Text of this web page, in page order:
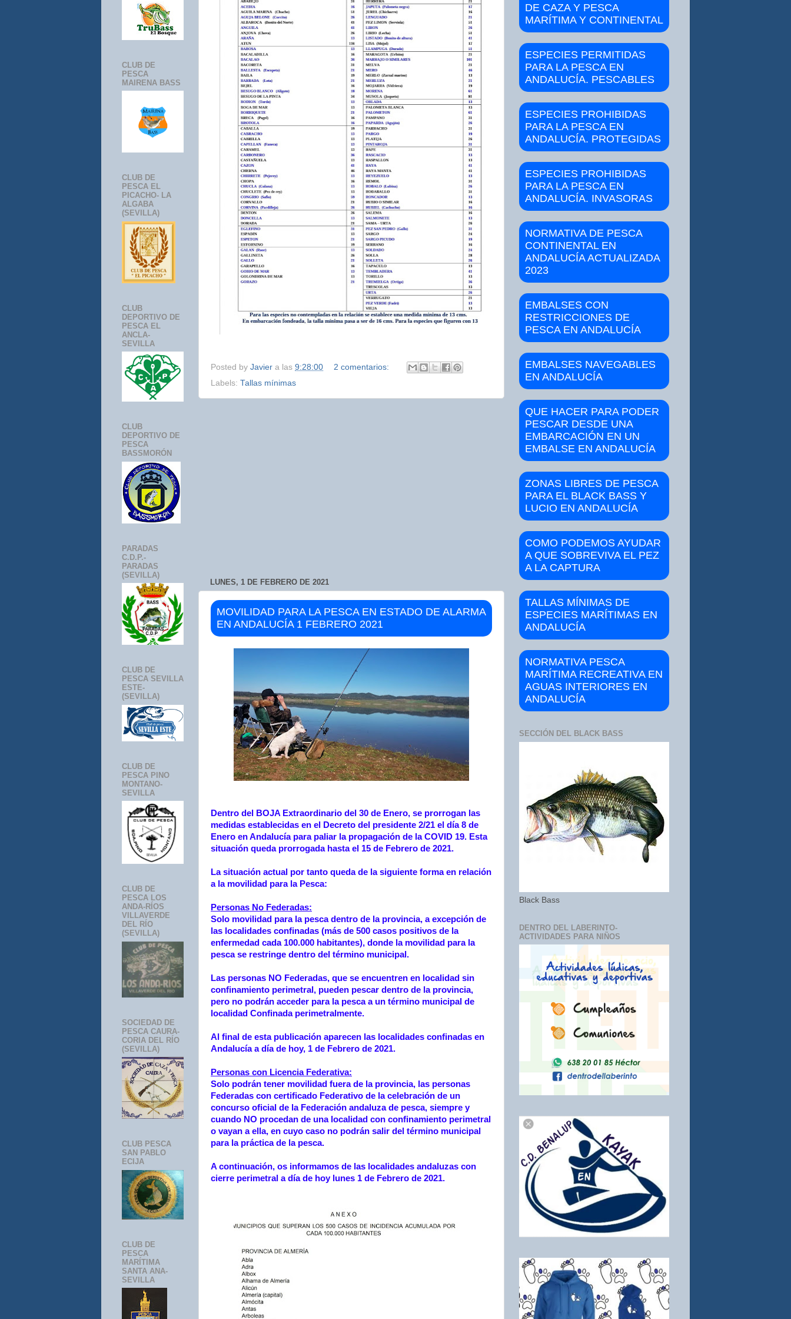
Posted by Javier a las 9:28:00
2 comentarios:
Labels: Tallas mínimas
LUNES, 1 DE FEBRERO DE 2021
MOVILIDAD PARA LA PESCA EN ESTADO DE ALARMA
EN ANDALUCÍA 1 FEBRERO 2021
Dentro del BOJA Extraordinario del 30 de Enero, se prorrogan las
medidas establecidas en el Decreto del presidente 2/21 el día 8 de
Enero en Andalucía para paliar la propagación de la COVID 19. Esta
situación queda prorrogada hasta el 15 de Febrero de 2021.
La situación actual por tanto queda de la siguiente forma en relación
a la movilidad para la Pesca:
Personas No Federadas:
Solo movilidad para la pesca dentro de la provincia, a excepción de
las localidades confinadas (más de 500 casos positivos de la
enfermedad cada 100.000 habitantes), donde la movilidad para la
pesca se restringe dentro del término municipal.
Las personas NO Federadas, que se encuentren en localidad sin
confinamiento perimetral, pueden pescar dentro de la provincia,
pero no podrán acceder para la pesca a un término municipal de
localidad Confinada perimetralmente.
Al final de esta publicación aparecen las localidades confinadas en
Andalucía a día de hoy, 1 de Febrero de 2021.
Personas con Licencia Federativa:
Solo podrán tener movilidad fuera de la provincia, las personas
Federadas con certificado Federativo de la celebración de un
concurso oficial de la Federación andaluza de pesca, siempre y
cuando NO procedan de una localidad con confinamiento perimetral
o vayan a ella, en cuyo caso no podrán salir del término municipal
para la práctica de la pesca.
A continuación, os informamos de las localidades andaluzas con
cierre perimetral a día de hoy lunes 1 de Febrero de 2021.
CLUB DE
PESCA
MAIRENA BASS
CLUB DE
PESCA EL
PICACHO- LA
ALGABA
(SEVILLA)
CLUB
DEPORTIVO DE
PESCA EL
ANCLA-
SEVILLA
CLUB
DEPORTIVO DE
PESCA
BASSMORÓN
PARADAS
C.D.P.-
PARADAS
(SEVILLA)
CLUB DE
PESCA SEVILLA
ESTE-
(SEVILLA)
CLUB DE
PESCA PINO
MONTANO-
SEVILLA
CLUB DE
PESCA LOS
ANDA-RÍOS
VILLAVERDE
DEL RÍO
(SEVILLA)
SOCIEDAD DE
PESCA CAURA-
CORIA DEL RÍO
(SEVILLA)
CLUB PESCA
SAN PABLO
ECIJA
CLUB DE
PESCA
MARÍTIMA
SANTA ANA-
SEVILLA
DE CAZA Y PESCA
MARÍTIMA Y CONTINENTAL
ESPECIES PERMITIDAS
PARA LA PESCA EN
ANDALUCÍA. PESCABLES
ESPECIES PROHIBIDAS
PARA LA PESCA EN
ANDALUCÍA. PROTEGIDAS
ESPECIES PROHIBIDAS
PARA LA PESCA EN
ANDALUCÍA. INVASORAS
NORMATIVA DE PESCA
CONTINENTAL EN
ANDALUCÍA ACTUALIZADA
2023
EMBALSES CON
RESTRICCIONES DE
PESCA EN ANDALUCÍA
EMBALSES NAVEGABLES
EN ANDALUCÍA
QUE HACER PARA PODER
PESCAR DESDE UNA
EMBARCACIÓN EN UN
EMBALSE EN ANDALUCÍA
ZONAS LIBRES DE PESCA
PARA EL BLACK BASS Y
LUCIO EN ANDALUCÍA
COMO PODEMOS AYUDAR
A QUE SOBREVIVA EL PEZ
A LA CAPTURA
TALLAS MÍNIMAS DE
ESPECIES MARÍTIMAS EN
ANDALUCÍA
NORMATIVA PESCA
MARÍTIMA RECREATIVA EN
AGUAS INTERIORES EN
ANDALUCÍA
SECCIÓN DEL BLACK BASS
Black Bass
DENTRO DEL LABERINTO-
ACTIVIDADES PARA NIÑOS